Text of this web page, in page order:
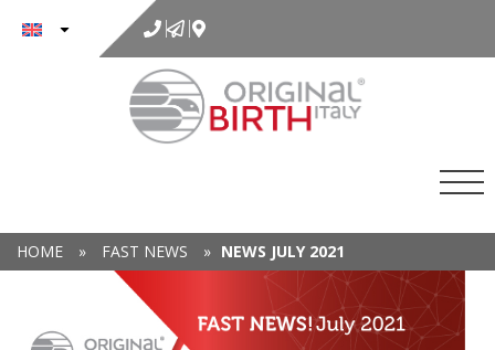
content
HOME » FAST NEWS » NEWS JULY 2021